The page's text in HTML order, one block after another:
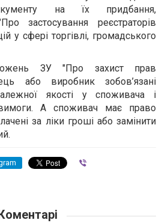
на їх придбання,
застосування реєстраторів
у сфері торгівлі, громадського
ЗУ "Про захист прав
або виробник зобов’язані
якості у споживача і
А споживач має право
за ліки гроші або замінити